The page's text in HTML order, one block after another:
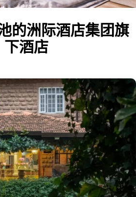
的洲际酒店集团旗
下酒店